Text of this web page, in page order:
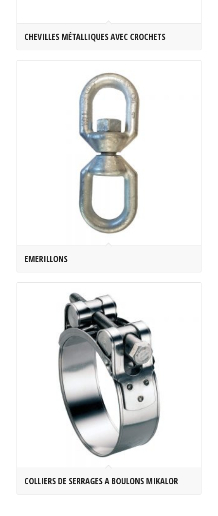
CHEVILLES MÉTALLIQUES AVEC CROCHETS
EMERILLONS
COLLIERS DE SERRAGES A BOULONS MIKALOR